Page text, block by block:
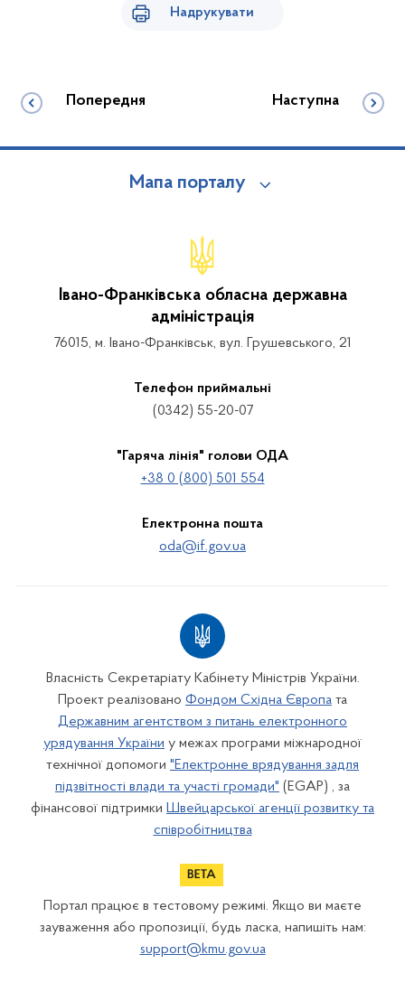
Надрукувати
Попередня Наступна
Мапа порталу
Івано-Франківська обласна державна
адміністрація
76015, м. Івано-Франківськ, вул. Грушевського, 21
Телефон приймальні
(0342) 55-20-07
"Гаряча лінія" голови ОДА
+38 0 (800) 501 554
Електронна пошта
oda@if.gov.ua
Власність Секретаріату Кабінету Міністрів України.
Проект реалізовано Фондом Східна Європа та
Державним агентством з питань електронного
урядування України у межах програми міжнародної
технічної допомоги "Електронне врядування задля
підзвітності влади та участі громади" (EGAP) , за
фінансової підтримки Швейцарської агенції розвитку та
співробітництва
Портал працює в тестовому режимі. Якщо ви маєте
зауваження або пропозиції, будь ласка, напишіть нам:
support@kmu.gov.ua